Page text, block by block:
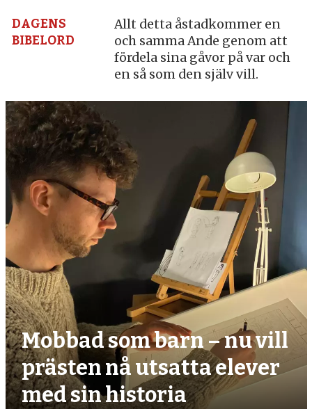
grund
–
debatt,
kultur
DAGENS
BIBELORD
Allt detta åstadkommer en
och samma Ande genom att
fördela sina gåvor på var och
en så som den själv vill.
Mobbad som barn – nu vill
prästen nå utsatta elever
med sin historia